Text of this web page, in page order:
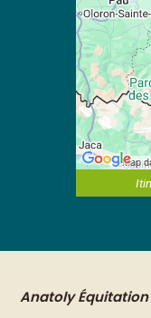
Anatoly Équitation